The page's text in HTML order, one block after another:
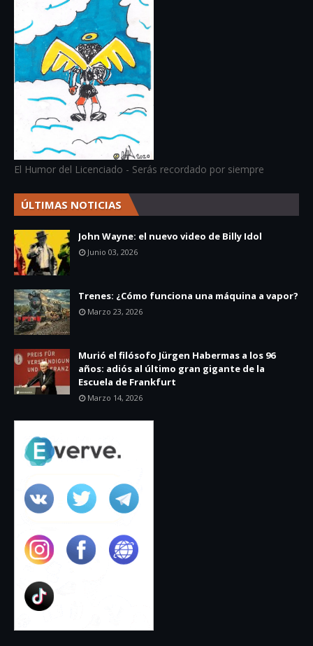
El Humor del Licenciado - Serás recordado por siempre
ÚLTIMAS NOTICIAS
John Wayne: el nuevo video de Billy Idol
Junio 03, 2026
Trenes: ¿Cómo funciona una máquina a vapor?
Marzo 23, 2026
Murió el filósofo Jürgen Habermas a los 96
años: adiós al último gran gigante de la
Escuela de Frankfurt
Marzo 14, 2026